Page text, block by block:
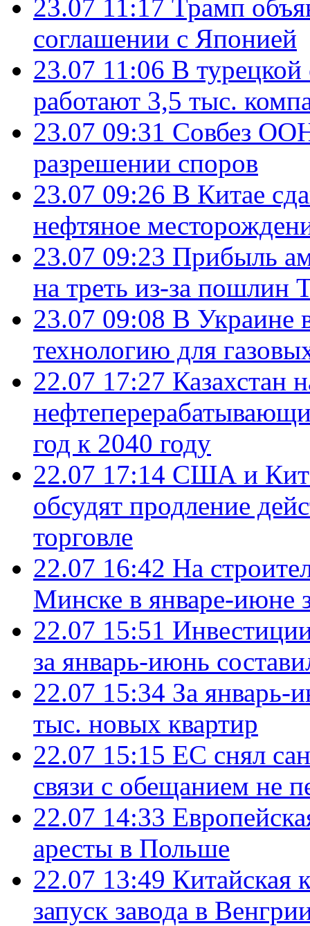
23.07 11:17 Трамп
соглашении с Японией
23.07 11:06 В
работают 3,5 тыс.
23.07 09:31 Совбез
разрешении споров
23.07 09:26 В Китае
нефтяное
23.07 09:23 Прибыль
на треть из-за пошлин
23.07 09:08 В Украине
технологию для
22.07 17:27 Казахстан
год к 2040 году
22.07 17:14 США и
обсудят продление
торговле
22.07 16:42 На
Минске в январе-июне
22.07 15:51
за январь-июнь
22.07 15:34 За январь-
тыс. новых квартир
22.07 15:15 ЕС снял
связи с обещанием не
22.07 14:33
аресты в Польше
22.07 13:49 Китайская
запуск завода в